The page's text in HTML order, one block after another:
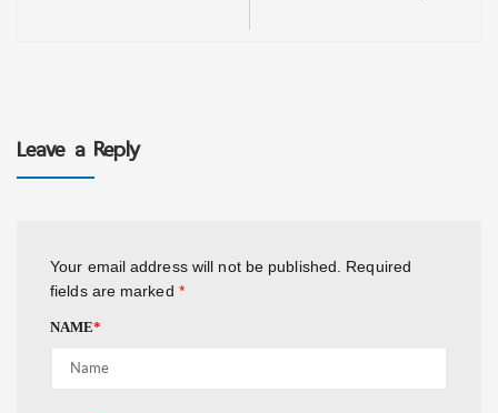
Leave a Reply
Your email address will not be published.
Required
fields are marked *
NAME*